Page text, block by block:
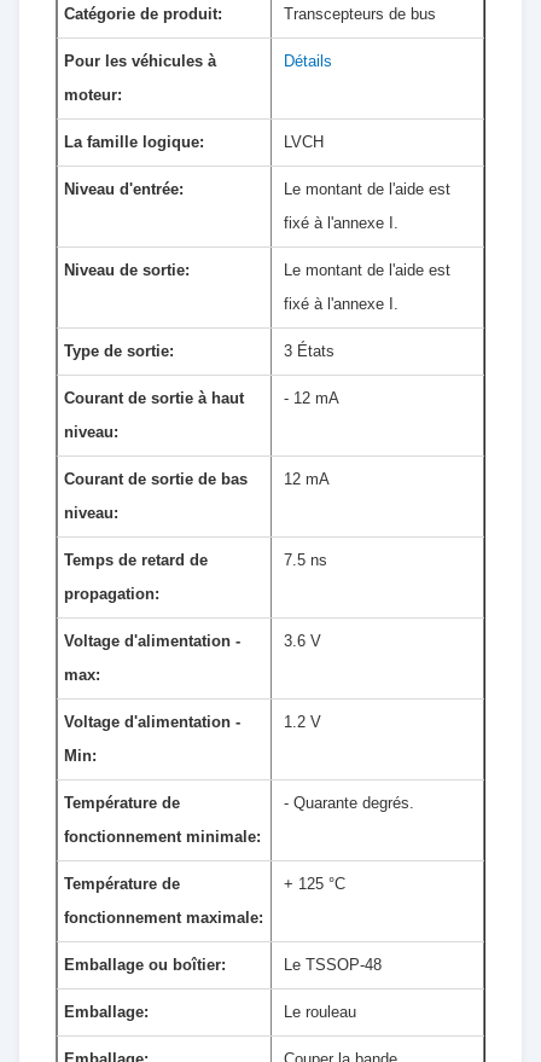
Catégorie de produit: Transcepteurs de bus
Pour les véhicules à
moteur:
Détails
La famille logique: LVCH
Niveau d'entrée:
Le montant de l'aide est
fixé à l'annexe I.
Niveau de sortie:
Le montant de l'aide est
fixé à l'annexe I.
Type de sortie: 3 États
Courant de sortie à haut
niveau:
- 12 mA
Courant de sortie de bas
niveau:
12 mA
Temps de retard de
propagation:
7.5 ns
Voltage d'alimentation -
max:
3.6 V
Voltage d'alimentation -
Min:
1.2 V
Température de
fonctionnement minimale:
- Quarante degrés.
Température de
fonctionnement maximale:
+ 125 °C
Emballage ou boîtier: Le TSSOP-48
Emballage: Le rouleau